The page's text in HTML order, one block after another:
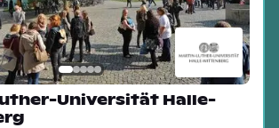
Universität Halle-